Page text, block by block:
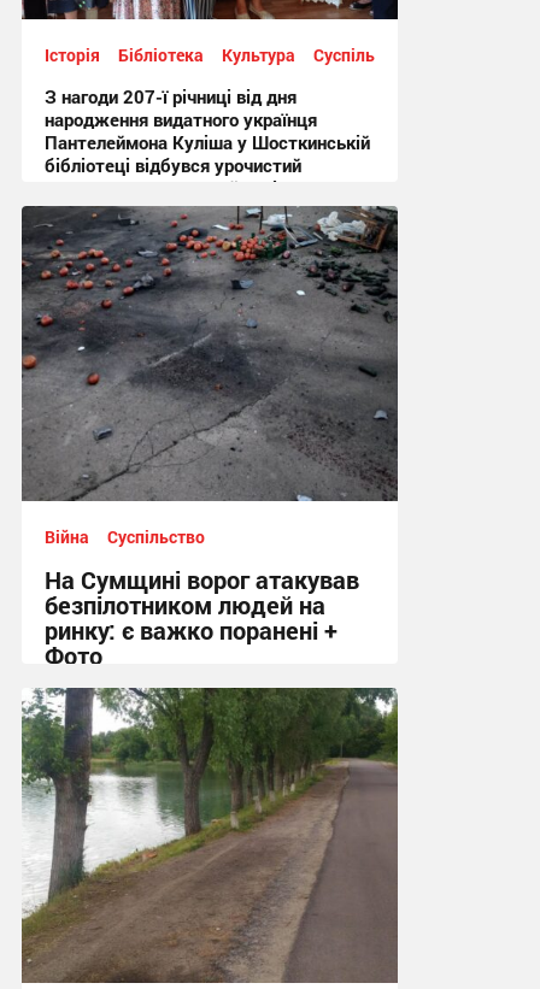
Історія Бібліотека Культура Суспільство
З нагоди 207-ї річниці від дня
народження видатного українця
Пантелеймона Куліша у Шосткинській
бібліотеці відбувся урочистий
культурно-мистецький захід + Фото
12:44 сьогодні
Війна Суспільство
На Сумщині ворог атакував
безпілотником людей на
ринку: є важко поранені +
Фото
10:41 сьогодні